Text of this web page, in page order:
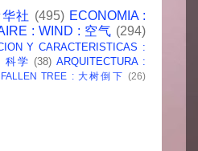
社 (495) ECONOMIA :
: WIND : 空气 (294)
Y CARACTERISTICAS :
科学 (38) ARQUITECTURA :
TREE : 大树倒下 (26)